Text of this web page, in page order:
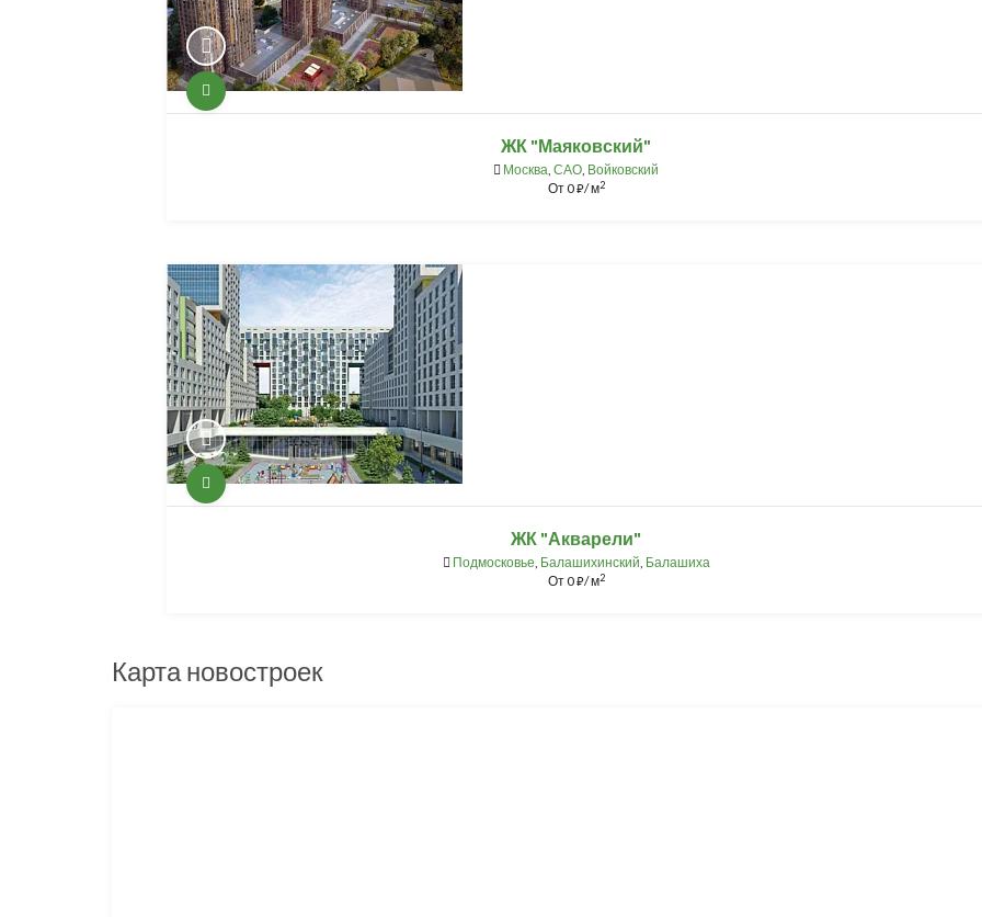
ЖК "Маяковский"
Москва,САО, Войковский
От0⃏/ м2
ЖК "Акварели"
Подмосковье, Балашихинский, Балашиха
От0⃏/ м2
Карта новостроек